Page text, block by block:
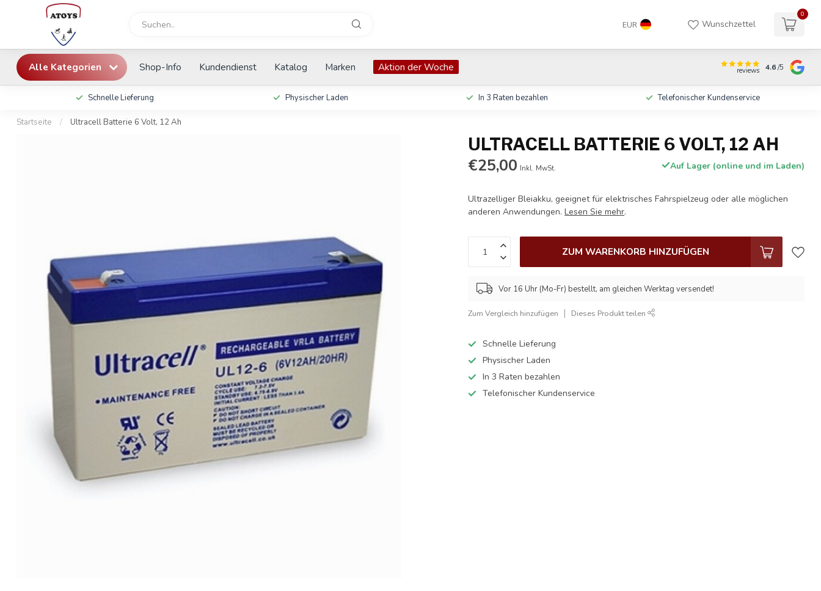
EUR Wunschzettel
0
Alle Kategorien Shop-Info Kundendienst Katalog Marken Aktion der Woche reviews 4.6/5
Schnelle Lieferung Physischer Laden In 3 Raten bezahlen Telefonischer Kundenservice
Startseite / Ultracell Batterie 6 Volt, 12 Ah
ULTRACELL BATTERIE 6 VOLT, 12 AH
€25,00 Inkl. MwSt. Auf Lager (online und im Laden)
Ultrazelliger Bleiakku, geeignet für elektrisches Fahrspielzeug oder alle möglichen
anderen Anwendungen.Lesen Sie mehr.
ZUM WARENKORB HINZUFÜGEN
Vor 16 Uhr (Mo-Fr) bestellt, am gleichen Werktag versendet!
Zum Vergleich hinzufügen Dieses Produkt teilen
Schnelle Lieferung
Physischer Laden
In 3 Raten bezahlen
Telefonischer Kundenservice